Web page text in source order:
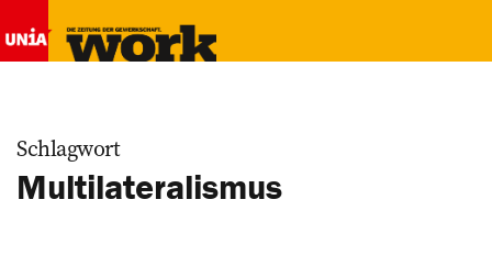
Schlagwort
Multilateralismus